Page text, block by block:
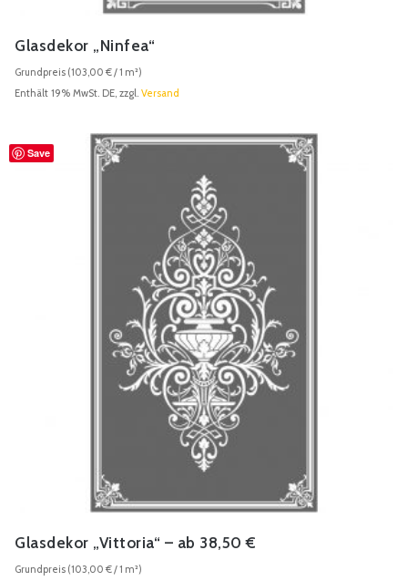
Glasdekor „Ninfea“
Grundpreis (103,00 €/ 1 m²)
Enthält 19% MwSt. DE, zzgl. Versand
Save
Glasdekor „Vittoria“ – ab 38,50 €
Grundpreis (103,00 €/ 1 m²)